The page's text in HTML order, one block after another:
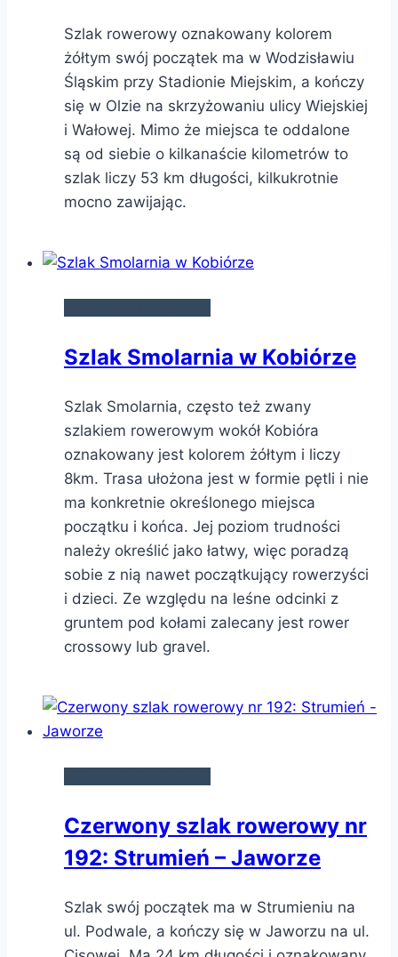
Szlak rowerowy oznakowany kolorem
żółtym swój początek ma w Wodzisławiu
Śląskim przy Stadionie Miejskim, a kończy
się w Olzie na skrzyżowaniu ulicy Wiejskiej
i Wałowej. Mimo że miejsca te oddalone
są od siebie o kilkanaście kilometrów to
szlak liczy 53 km długości, kilkukrotnie
mocno zawijając.
Szlak Smolarnia w Kobiórze
Szlak Smolarnia, często też zwany
szlakiem rowerowym wokół Kobióra
oznakowany jest kolorem żółtym i liczy
8km. Trasa ułożona jest w formie pętli i nie
ma konkretnie określonego miejsca
początku i końca. Jej poziom trudności
należy określić jako łatwy, więc poradzą
sobie z nią nawet początkujący rowerzyści
i dzieci. Ze względu na leśne odcinki z
gruntem pod kołami zalecany jest rower
crossowy lub gravel.
Czerwony szlak rowerowy nr
192: Strumień – Jaworze
Szlak swój początek ma w Strumieniu na
ul. Podwale, a kończy się w Jaworzu na ul.